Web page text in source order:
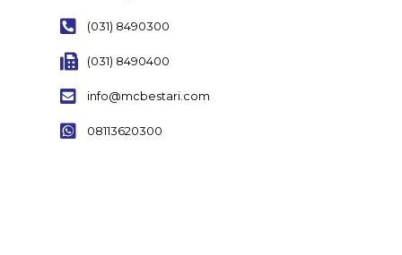
(031) 8490300
(031) 8490400
info@mcbestari.com
08113620300